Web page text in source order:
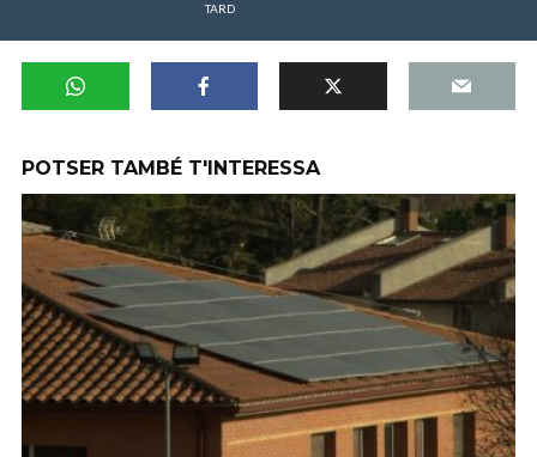
TARD
POTSER TAMBÉ T'INTERESSA